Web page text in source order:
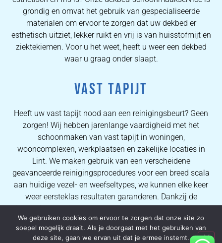
grondig en omvat het gebruik van gespecialiseerde
materialen om ervoor te zorgen dat uw dekbed er
esthetisch uitziet, lekker ruikt en vrij is van huisstofmijt en
ziektekiemen. Voor u het weet, heeft u weer een dekbed
waar u graag onder slaapt.
VAST TAPIJT
Heeft uw vast tapijt nood aan een reinigingsbeurt? Geen
zorgen! Wij hebben jarenlange vaardigheid met het
schoonmaken van vast tapijt in woningen,
wooncomplexen, werkplaatsen en zakelijke locaties in
Lint. We maken gebruik van een verscheidene
geavanceerde reinigingsprocedures voor een breed scala
aan huidige vezel- en weefseltypes, we kunnen elke keer
weer eersteklas resultaten garanderen. Dankzij de
uitgebreide kennis van onze operators kunnen wij al onze
kopers perfecte vlekverwijderingsprocessen en
hoogwaardige tapijtreinigingsresultaten garanderen.
We gebruiken cookies om ervoor te zorgen dat onze site zo
soepel mogelijk draait. Als je doorgaat met het gebruiken van
deze site, gaan we ervan uit dat je ermee instemt.